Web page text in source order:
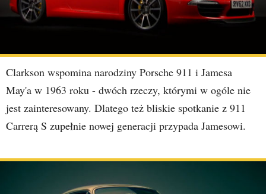
Clarkson wspomina narodziny Porsche 911 i Jamesa
May'a w 1963 roku - dwóch rzeczy, którymi w ogóle nie
jest zainteresowany. Dlatego też bliskie spotkanie z 911
Carrerą S zupełnie nowej generacji przypada Jamesowi.